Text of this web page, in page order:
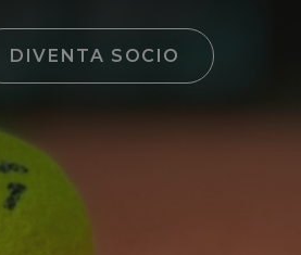
DIVENTA SOCIO